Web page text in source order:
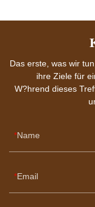
Das erste, was wir
ihre Ziele für
W?hrend dieses
Name
Email